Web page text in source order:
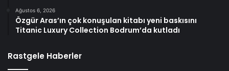
Ağustos 6, 2026
Özgür Aras’ın çok konuşulan kitabı yeni baskısını
Titanic Luxury Collection Bodrum’da kutladı
Rastgele Haberler